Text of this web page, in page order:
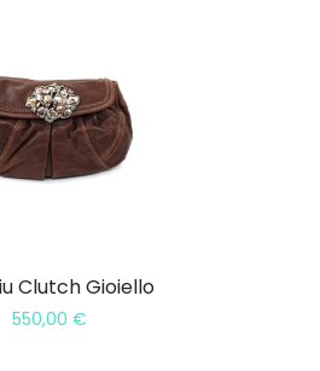
Clutch Gioiello
550,00 €